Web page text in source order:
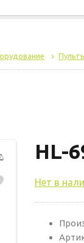
HL-
Нет в